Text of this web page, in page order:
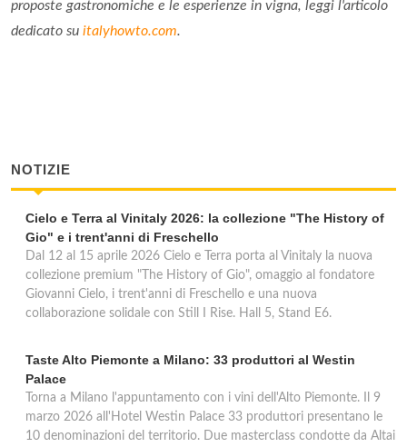
proposte gastronomiche e le esperienze in vigna, leggi l'articolo
dedicato su italyhowto.com.
NOTIZIE
Cielo e Terra al Vinitaly 2026: la collezione "The History of
Gio" e i trent'anni di Freschello
Dal 12 al 15 aprile 2026 Cielo e Terra porta al Vinitaly la nuova
collezione premium "The History of Gio", omaggio al fondatore
Giovanni Cielo, i trent'anni di Freschello e una nuova
collaborazione solidale con Still I Rise. Hall 5, Stand E6.
Taste Alto Piemonte a Milano: 33 produttori al Westin
Palace
Torna a Milano l'appuntamento con i vini dell'Alto Piemonte. Il 9
marzo 2026 all'Hotel Westin Palace 33 produttori presentano le
10 denominazioni del territorio. Due masterclass condotte da Altai